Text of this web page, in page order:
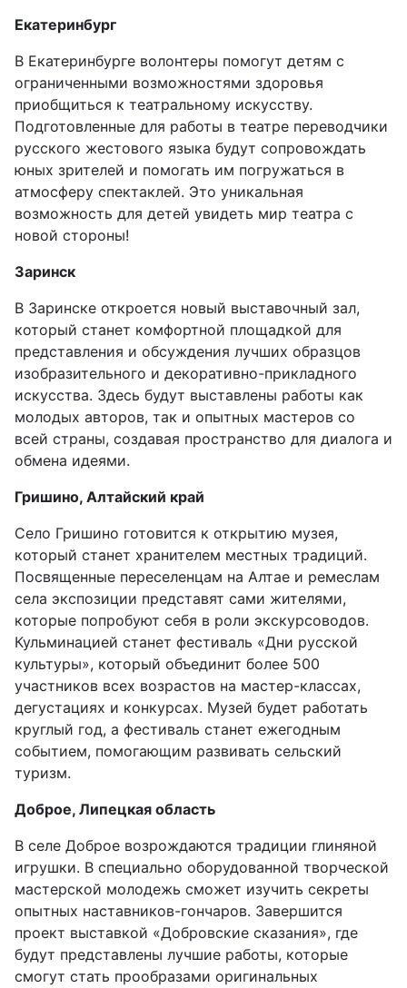
Екатеринбург
В Екатеринбурге волонтеры помогут детям с
ограниченными возможностями здоровья
приобщиться к театральному искусству.
Подготовленные для работы в театре переводчики
русского жестового языка будут сопровождать
юных зрителей и помогать им погружаться в
атмосферу спектаклей. Это уникальная
возможность для детей увидеть мир театра с
новой стороны!
Заринск
В Заринске откроется новый выставочный зал,
который станет комфортной площадкой для
представления и обсуждения лучших образцов
изобразительного и декоративно-прикладного
искусства. Здесь будут выставлены работы как
молодых авторов, так и опытных мастеров со
всей страны, создавая пространство для диалога и
обмена идеями.
Гришино, Алтайский край
Село Гришино готовится к открытию музея,
который станет хранителем местных традиций.
Посвященные переселенцам на Алтае и ремеслам
села экспозиции представят сами жителями,
которые попробуют себя в роли экскурсоводов.
Кульминацией станет фестиваль «Дни русской
культуры», который объединит более 500
участников всех возрастов на мастер-классах,
дегустациях и конкурсах. Музей будет работать
круглый год, а фестиваль станет ежегодным
событием, помогающим развивать сельский
туризм.
Доброе, Липецкая область
В селе Доброе возрождаются традиции глиняной
игрушки. В специально оборудованной творческой
мастерской молодежь сможет изучить секреты
опытных наставников-гончаров. Завершится
проект выставкой «Добровские сказания», где
будут представлены лучшие работы, которые
смогут стать прообразами оригинальных